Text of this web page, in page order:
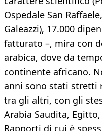
Ospedale San
Galeazzi), 17.000
fatturato –, mira con
arabica, dove da
continente africano.
anni sono stati stretti
tra gli altri, con gli
Arabia Saudita,
Rapporti di cui è